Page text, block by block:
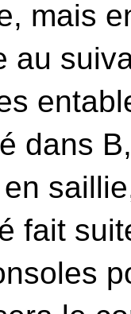
mais
au
dans
fait